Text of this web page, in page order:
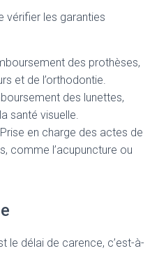
vérifier les garanties
des prothèses,
et de l’orthodontie.
des lunettes,
santé visuelle.
en charge des actes de
comme l’acupuncture ou
le délai de carence, c’est-à-